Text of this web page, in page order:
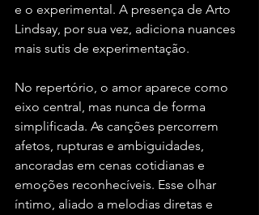
e o experimental. A presença de Arto
Lindsay, por sua vez, adiciona nuances
mais sutis de experimentação.
No repertório, o amor aparece como
eixo central, mas nunca de forma
simplificada. As canções percorrem
afetos, rupturas e ambiguidades,
ancoradas em cenas cotidianas e
emoções reconhecíveis. Esse olhar
íntimo, aliado a melodias diretas e